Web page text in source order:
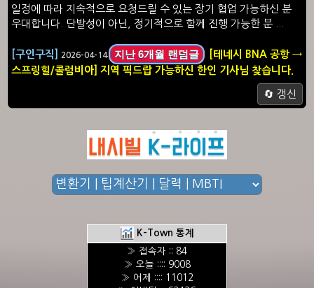
일정에 따라 지속적으로 요청드릴 수 있는 장기 협업 가능하신 분
우대합니다. 단발성이 아닌, 정기적으로 함께 진행 가능한 분 ...
[구인구직] 2026-04-14 지난 6개월 랜덤글
[테네시 BNA 공항 →
스프링힐/콜럼비아] 지역 픽드랍 가능하신 한인 기사님 찾습니다.
🔄 갱신
K-Town 통계
» 접속자 :: 84
» 오늘 :::: 9008
» 어제 :::: 11012